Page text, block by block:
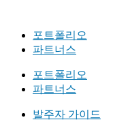
포트폴리오
파트너스
포트폴리오
파트너스
발주자 가이드